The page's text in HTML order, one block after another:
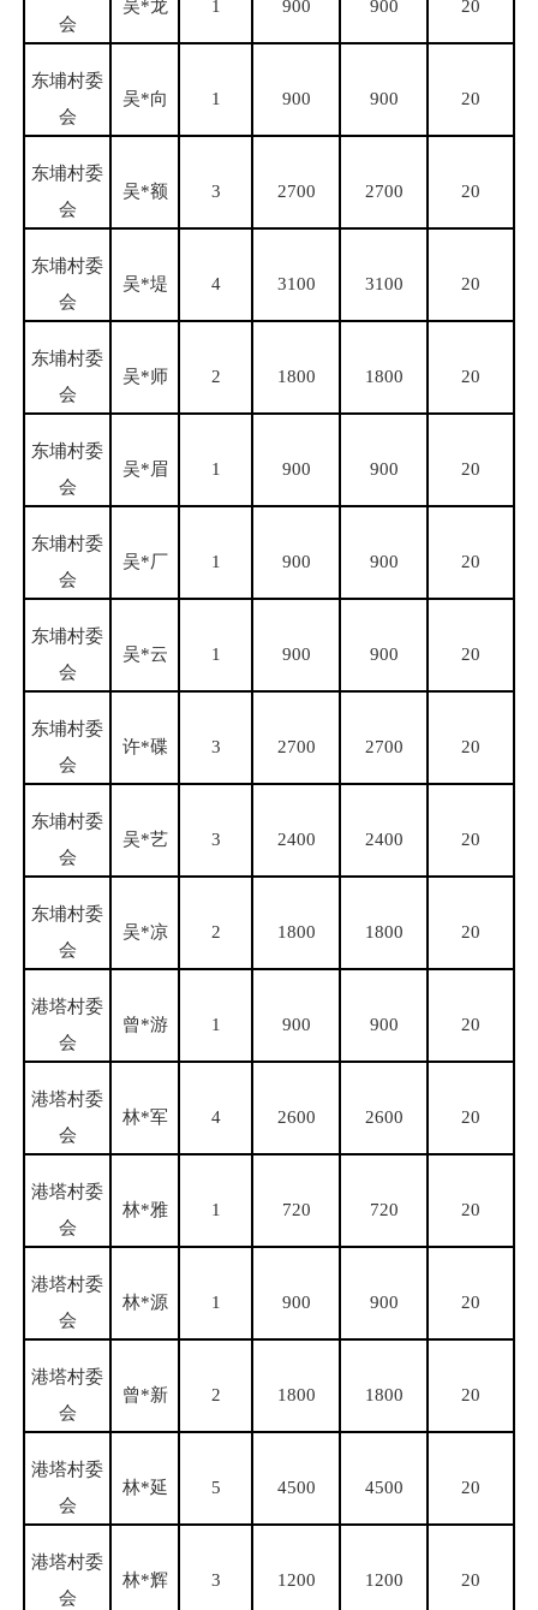
会
吴*龙 1 900 900 20
东埔村委
会
吴*向 1 900 900 20
东埔村委
会
吴*额 3 2700 2700 20
东埔村委
会
吴*堤 4 3100 3100 20
东埔村委
会
吴*师 2 1800 1800 20
东埔村委
会
吴*眉 1 900 900 20
东埔村委
会
吴*厂 1 900 900 20
东埔村委
会
吴*云 1 900 900 20
东埔村委
会
许*碟 3 2700 2700 20
东埔村委
会
吴*艺 3 2400 2400 20
东埔村委
会
吴*凉 2 1800 1800 20
港塔村委
会
曾*游 1 900 900 20
港塔村委
会
林*军 4 2600 2600 20
港塔村委
会
林*雅 1 720 720 20
港塔村委
会
林*源 1 900 900 20
港塔村委
会
曾*新 2 1800 1800 20
港塔村委
会
林*延 5 4500 4500 20
港塔村委
会
林*辉 3 1200 1200 20